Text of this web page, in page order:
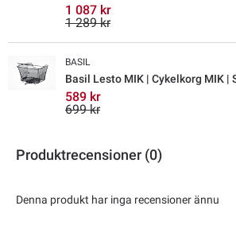
1 087 kr
1 289 kr
BASIL
Basil Lesto MIK | Cykelkorg MIK |
589 kr
699 kr
Produktrecensioner (0)
Denna produkt har inga recensioner ännu